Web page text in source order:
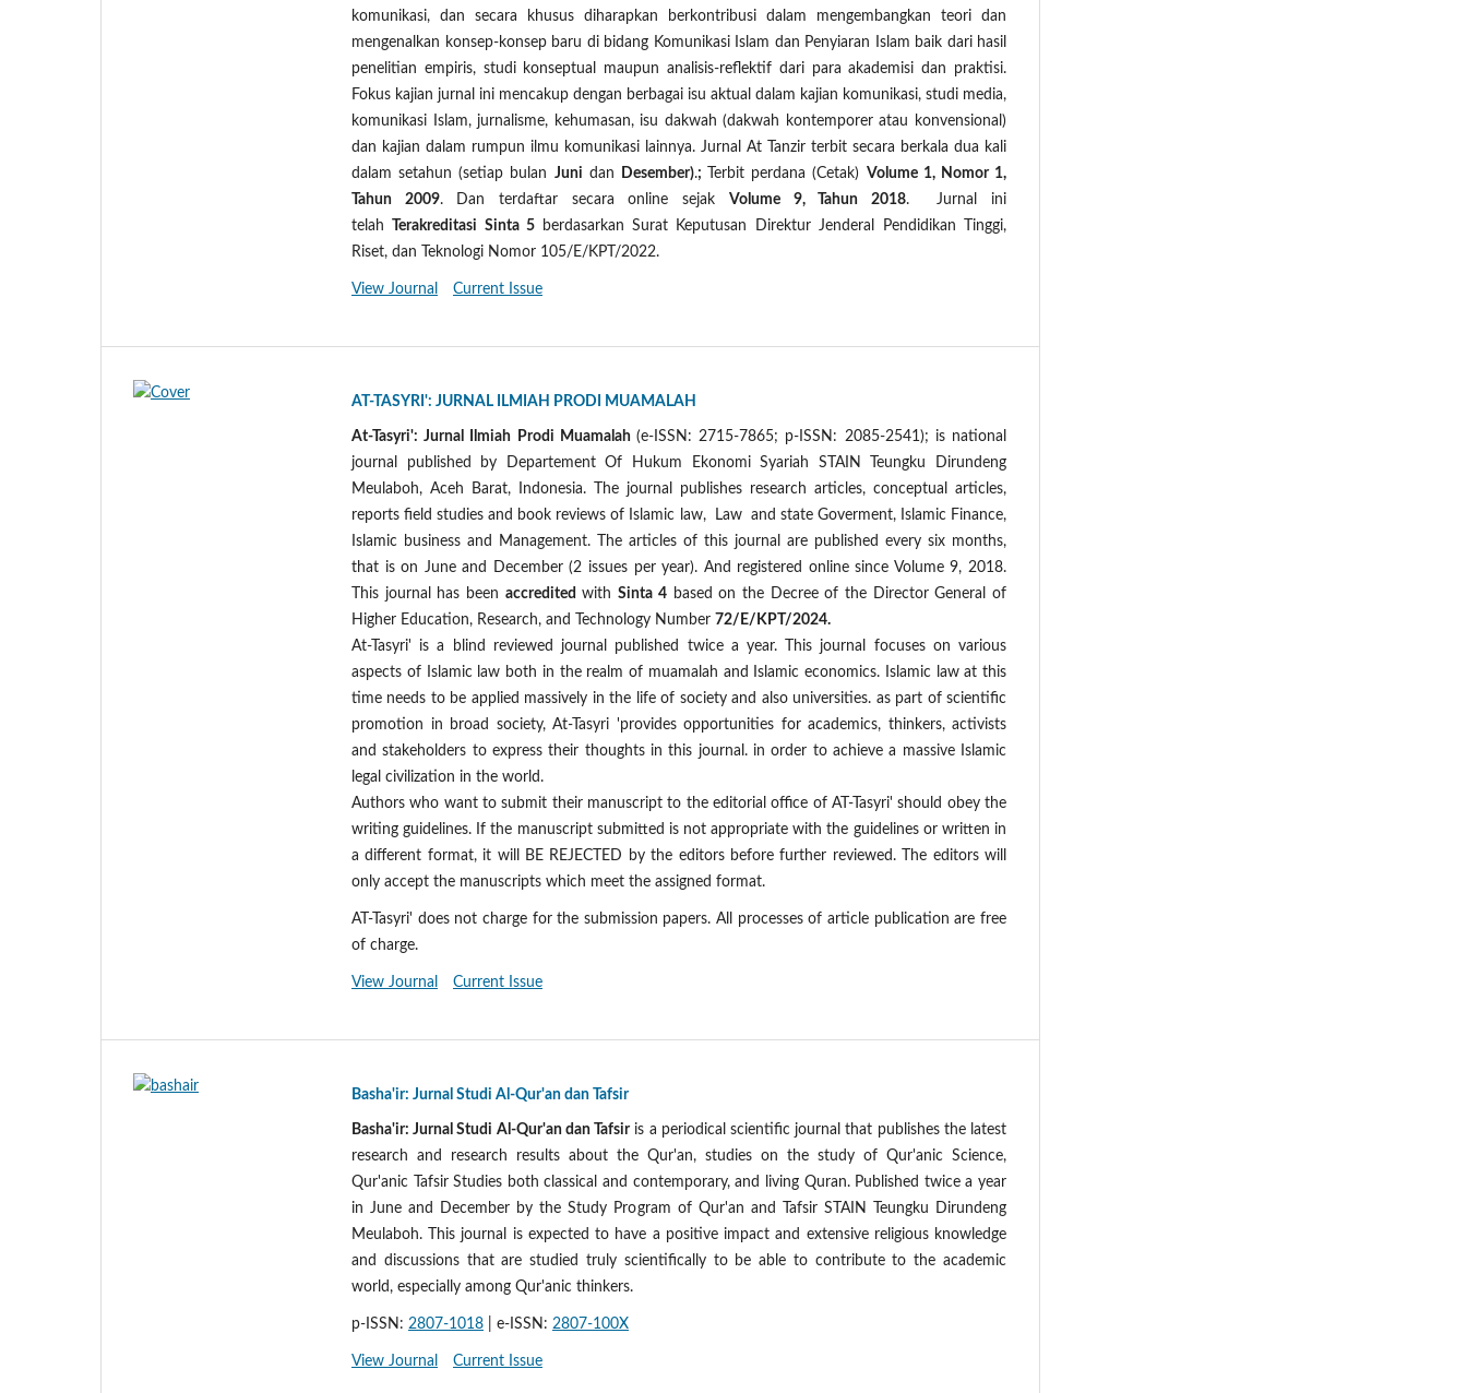
komunikasi, dan secara khusus diharapkan berkontribusi dalam mengembangkan teori dan
mengenalkan konsep-konsep baru di bidang Komunikasi Islam dan Penyiaran Islam baik dari hasil
penelitian empiris, studi konseptual maupun analisis-reflektif dari para akademisi dan praktisi.
Fokus kajian jurnal ini mencakup dengan berbagai isu aktual dalam kajian komunikasi, studi media,
komunikasi Islam, jurnalisme, kehumasan, isu dakwah (dakwah kontemporer atau konvensional)
dan kajian dalam rumpun ilmu komunikasi lainnya. Jurnal At Tanzir terbit secara berkala dua kali
dalam setahun (setiap bulan Juni dan Desember).; Terbit perdana (Cetak) Volume 1, Nomor 1,
Tahun 2009. Dan terdaftar secara online sejak Volume 9, Tahun 2018. Jurnal ini
telah
Terakreditasi Sinta 5
berdasarkan Surat Keputusan Direktur Jenderal Pendidikan Tinggi,
Riset, dan Teknologi Nomor 105/E/KPT/2022.
View Journal Current Issue
AT-TASYRI': JURNAL ILMIAH PRODI MUAMALAH
At-Tasyri': Jurnal Ilmiah Prodi Muamalah (e-ISSN: 2715-7865; p-ISSN: 2085-2541); is national
journal published by Departement Of Hukum Ekonomi Syariah STAIN Teungku Dirundeng
Meulaboh, Aceh Barat, Indonesia. The journal publishes research articles, conceptual articles,
reports field studies and book reviews of Islamic law, Law and state Goverment, Islamic Finance,
Islamic business and Management. The articles of this journal are published every six months,
that is on June and December (2 issues per year). And registered online since Volume 9, 2018.
This journal has been accredited withSinta 4based on the Decree of the Director General of
Higher Education, Research, and Technology Number 72/E/KPT/2024.
At-Tasyri' is a blind reviewed journal published twice a year. This journal focuses on various
aspects of Islamic law both in the realm of muamalah and Islamic economics. Islamic law at this
time needs to be applied massively in the life of society and also universities. as part of scientific
promotion in broad society, At-Tasyri 'provides opportunities for academics, thinkers, activists
and stakeholders to express their thoughts in this journal. in order to achieve a massive Islamic
legal civilization in the world.
Authors who want to submit their manuscript to the editorial office of AT-Tasyri' should obey the
writing guidelines. If the manuscript submitted is not appropriate with the guidelines or written in
a different format, it will BE REJECTED by the editors before further reviewed. The editors will
only accept the manuscripts which meet the assigned format.
AT-Tasyri' does not charge for the submission papers. All processes of article publication are free
of charge.
View Journal Current Issue
Basha'ir: Jurnal Studi Al-Qur'an dan Tafsir
Basha'ir: Jurnal Studi Al-Qur'an dan Tafsiris a periodical scientific journal that publishes the latest
research and research results about the Qur'an, studies on the study of Qur'anic Science,
Qur'anic Tafsir Studies both classical and contemporary, and living Quran. Published twice a year
in June and December by the Study Program of Qur'an and Tafsir STAIN Teungku Dirundeng
Meulaboh. This journal is expected to have a positive impact and extensive religious knowledge
and discussions that are studied truly scientifically to be able to contribute to the academic
world, especially among Qur'anic thinkers.
p-ISSN: 2807-1018 | e-ISSN: 2807-100X
View Journal Current Issue